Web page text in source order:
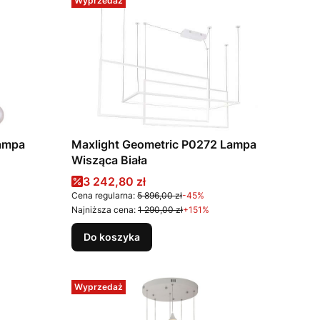
Maxlight Geometric P0272 Lampa
Wisząca Biała
Cena promocyjna
3 242,80 zł
Cena regularna: 5 896,00 zł-45%
Najniższa cena: 1 290,00 zł+151%
Do koszyka
Wyprzedaż